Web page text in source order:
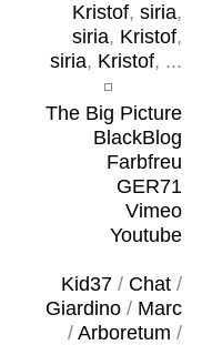
Kristof, siria,
siria, Kristof,
siria, Kristof, ...
The Big Picture
BlackBlog
Farbfreu
GER71
Vimeo
Youtube
Kid37/ Chat/
Giardino/ Marc
/ Arboretum /